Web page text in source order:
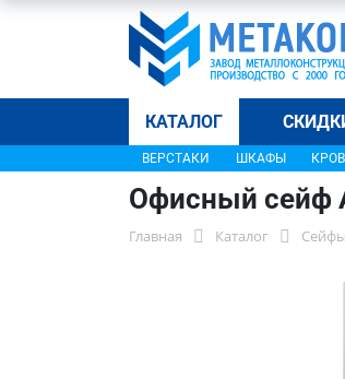
КАТАЛОГ
ВЕРСТАКИ ШКАФЫ
Офисный сейф
Главная Каталог Сейфы